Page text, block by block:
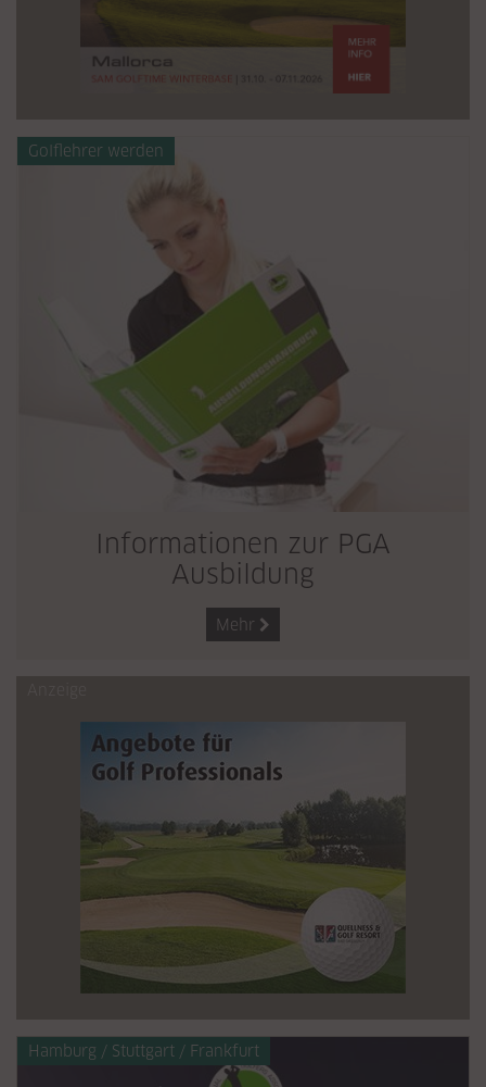
Golflehrer werden
Informationen zur PGA
Ausbildung
Mehr 
Hamburg / Stuttgart / Frankfurt